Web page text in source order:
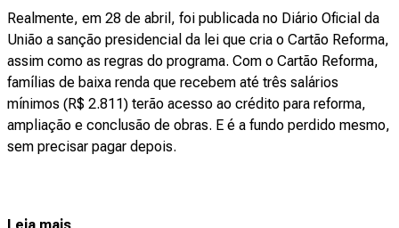
Realmente, em 28 de abril, foi publicada no Diário Oficial da
União a sanção presidencial da lei que cria o Cartão Reforma,
assim como as regras do programa. Com o Cartão Reforma,
famílias de baixa renda que recebem até três salários
mínimos (R$ 2.811) terão acesso ao crédito para reforma,
ampliação e conclusão de obras. E é a fundo perdido mesmo,
sem precisar pagar depois.
Leia mais